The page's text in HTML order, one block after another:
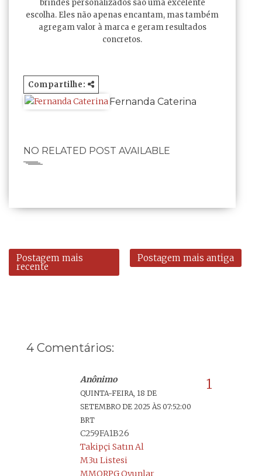
brindes personalizados são uma excelente
escolha. Eles não apenas encantam, mas também
agregam valor à marca e geram resultados
concretos.
Compartilhe:
Fernanda Caterina
NO RELATED POST AVAILABLE
Postagem mais
recente
Postagem mais antiga
4 Comentários:
Anônimo
QUINTA-FEIRA, 18 DE
SETEMBRO DE 2025 ÀS 07:52:00
BRT
C259FA1B26
Takipçi Satın Al
M3u Listesi
MMORPG Oyunlar